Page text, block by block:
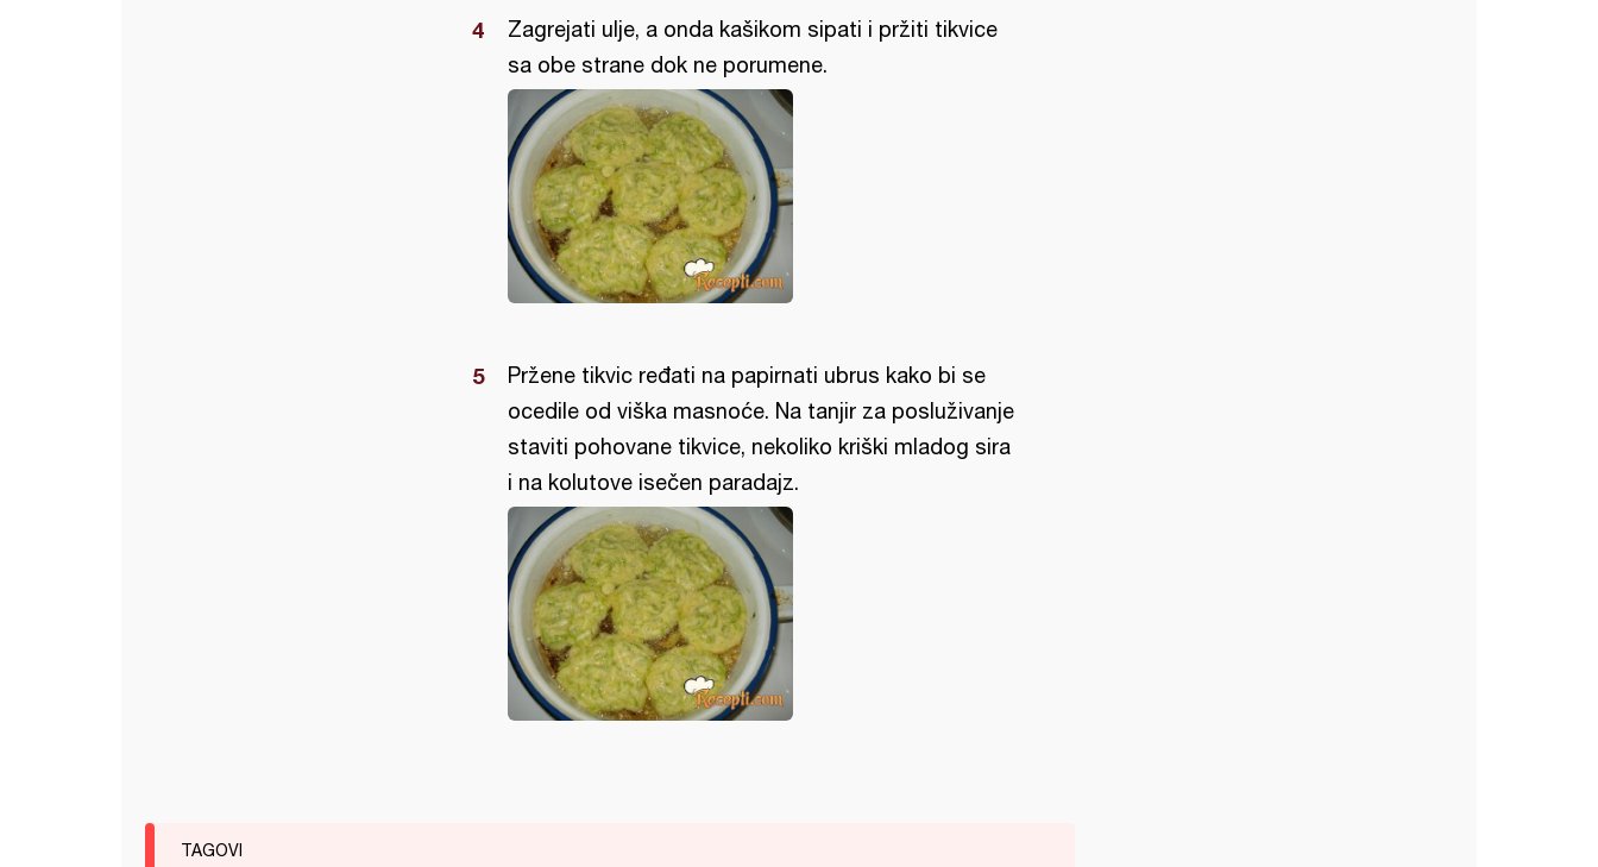
Zagrejati ulje, a onda kašikom sipati i pržiti tikvice
sa obe strane dok ne porumene.
Pržene tikvic ređati na papirnati ubrus kako bi se
ocedile od viška masnoće. Na tanjir za posluživanje
staviti pohovane tikvice, nekoliko kriški mladog sira
i na kolutove isečen paradajz.
TAGOVI